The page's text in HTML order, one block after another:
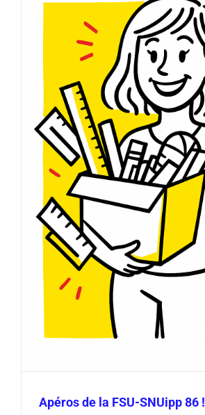
Apéros de la FSU-SNUipp 86 !